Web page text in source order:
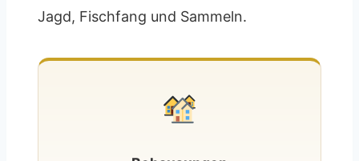
Jagd, Fischfang und Sammeln.